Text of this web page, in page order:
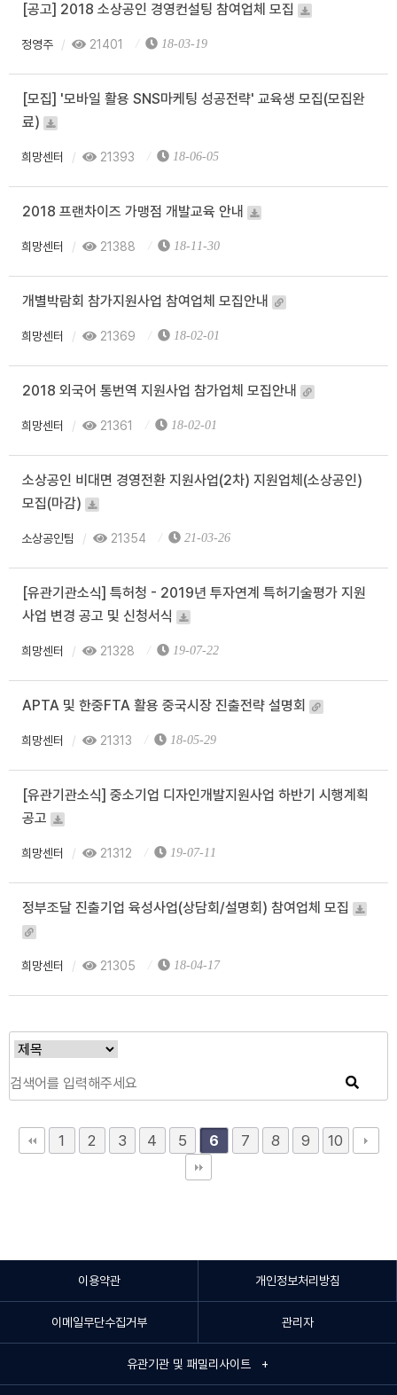
[공고] 2018 소상공인 경영컨설팅 참여업체 모집
정영주 21401 18-03-19
[모집] '모바일 활용 SNS마케팅 성공전략' 교육생 모집(모집완
료)
희망센터 21393 18-06-05
2018 프랜차이즈 가맹점 개발교육 안내
희망센터 21388 18-11-30
개별박람회 참가지원사업 참여업체 모집안내
희망센터 21369 18-02-01
2018 외국어 통번역 지원사업 참가업체 모집안내
희망센터 21361 18-02-01
소상공인 비대면 경영전환 지원사업(2차) 지원업체(소상공인)
모집(마감)
소상공인팀 21354 21-03-26
[유관기관소식] 특허청 - 2019년 투자연계 특허기술평가 지원
사업 변경 공고 및 신청서식
희망센터 21328 19-07-22
APTA 및 한중FTA 활용 중국시장 진출전략 설명회
희망센터 21313 18-05-29
[유관기관소식] 중소기업 디자인개발지원사업 하반기 시행계획
공고
희망센터 21312 19-07-11
정부조달 진출기업 육성사업(상담회/설명회) 참여업체 모집
희망센터 21305 18-04-17
1 2 3 4 5 6 7 8 9 10
이용약관 개인정보처리방침
이메일무단수집거부 관리자
유관기관 및 패밀리사이트 +